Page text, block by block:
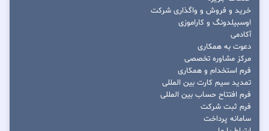
خرید و فروش و واگذاری شرکت
اوسبیلدونگ و کاراموزی
آکادمی
دعوت به همکاری
مرکز مشاوره تخصصی
فرم استخدام و همکاری
تمدید سیم کارت بین المللی
فرم افتتاح حساب بین المللی
فرم ثبت شرکت
سامانه پرداخت